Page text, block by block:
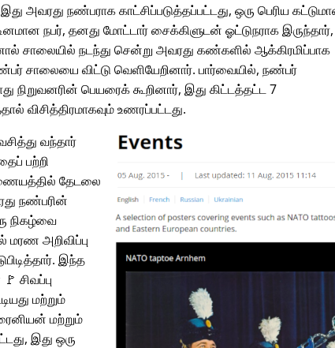
அவரது நண்பராக காட்சிப்படுத்தப்பட்டது, ஒரு பெரிய
நபர், தனது மோட்டார் சைக்கிளுடன் ஓட்டுநராக இருந்தார்,
சாலையில் நடந்து சென்று அவரது கண்களில் ஆக்கிரமிப்பாக
சாலையை விட்டு வெளியேறினார். பார்வையில், நண்பர்
நிறுவனரின் பெயரைக் கூறினார், இது கிட்டத்தட்ட 7
விசித்திரமாகவும் உணரப்பட்டது.
வந்தார்
பற்றி
தேடலை
நண்பரின்
நிகழ்வை
மரண அறிவிப்பு
இந்த
சிவப்பு
மற்றும்
மற்றும்
இது ஒரு